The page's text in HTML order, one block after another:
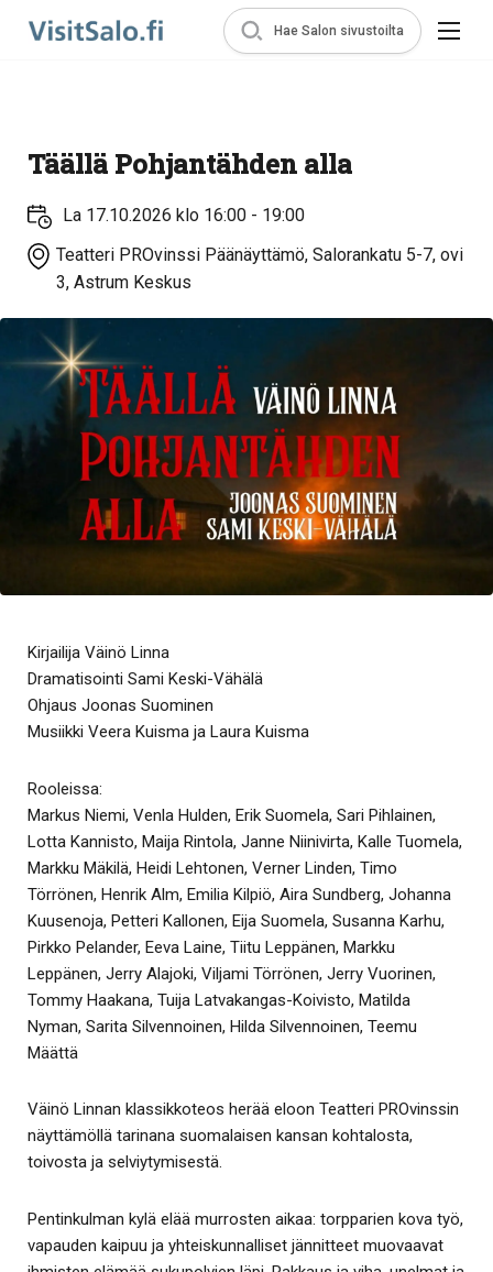
Hae Salon sivustoilta
Täällä Pohjantähden alla
La 17.10.2026 klo 16:00 - 19:00
Teatteri PROvinssi Päänäyttämö, Salorankatu 5-7, ovi
3, Astrum Keskus
Kirjailija Väinö Linna
Dramatisointi Sami Keski-Vähälä
Ohjaus Joonas Suominen
Musiikki Veera Kuisma ja Laura Kuisma
Rooleissa:
Markus Niemi, Venla Hulden, Erik Suomela, Sari Pihlainen,
Lotta Kannisto, Maija Rintola, Janne Niinivirta, Kalle Tuomela,
Markku Mäkilä, Heidi Lehtonen, Verner Linden, Timo
Törrönen, Henrik Alm, Emilia Kilpiö, Aira Sundberg, Johanna
Kuusenoja, Petteri Kallonen, Eija Suomela, Susanna Karhu,
Pirkko Pelander, Eeva Laine, Tiitu Leppänen, Markku
Leppänen, Jerry Alajoki, Viljami Törrönen, Jerry Vuorinen,
Tommy Haakana, Tuija Latvakangas-Koivisto, Matilda
Nyman, Sarita Silvennoinen, Hilda Silvennoinen, Teemu
Määttä
Väinö Linnan klassikkoteos herää eloon Teatteri PROvinssin
näyttämöllä tarinana suomalaisen kansan kohtalosta,
toivosta ja selviytymisestä.
Pentinkulman kylä elää murrosten aikaa: torpparien kova työ,
vapauden kaipuu ja yhteiskunnalliset jännitteet muovaavat